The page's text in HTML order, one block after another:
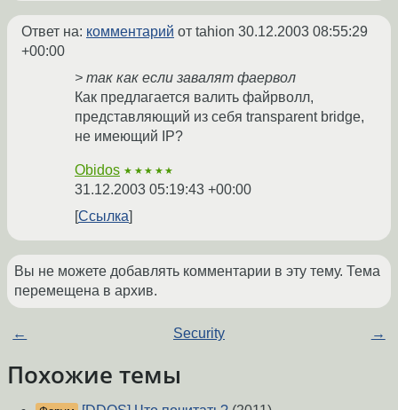
Ответ на: комментарий от tahion 30.12.2003 08:55:29
+00:00
> так как если завалят фаервол
Как предлагается валить файрволл,
представляющий из себя transparent bridge,
не имеющий IP?
Obidos ★★★★★
31.12.2003 05:19:43 +00:00
Ссылка
Вы не можете добавлять комментарии в эту тему. Тема
перемещена в архив.
← Security →
Похожие темы